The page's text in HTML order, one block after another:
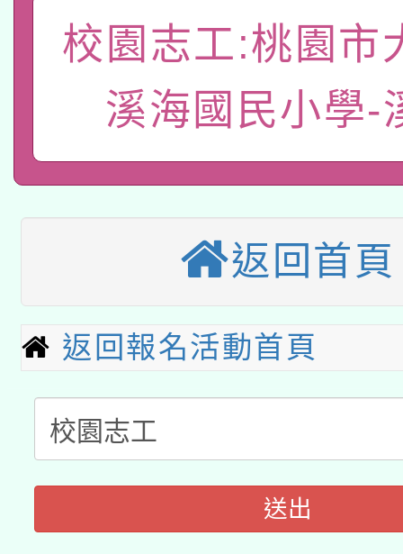
礎課程
「數位內容與教學軟體
pilot」
有關大陸委員會函釋公
薪期間赴陸應申請許可
用水績優單位及節水達
動」
115年8月22日(星期六
桃園市孔廟祈福系列
2026年桃園地景藝術
本校115學年度第2次
招甄選結果公告(無人
適應運動共學行動站研
本館辦理115年度閱讀
暨閱讀推動專業研習
科技賦能─人工智慧
礎課程
A3數位素養講師名單
「數位內容與教學軟
校園志工:桃園市
溪海國民小學-
返回首頁
返回報名活動首頁
送出